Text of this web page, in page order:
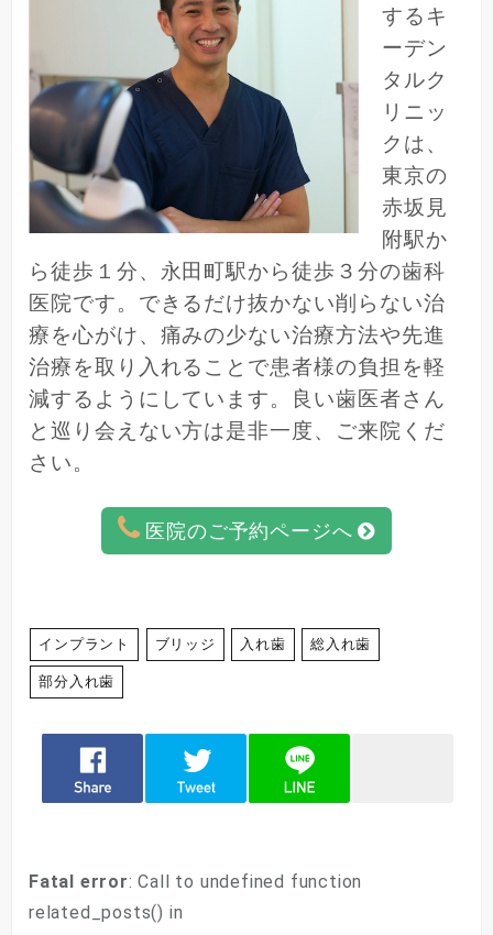
するキ
ーデン
タルク
リニッ
クは、
東京の
赤坂見
附駅か
ら徒歩１分、永田町駅から徒歩３分の歯科
医院です。できるだけ抜かない削らない治
療を心がけ、痛みの少ない治療方法や先進
治療を取り入れることで患者様の負担を軽
減するようにしています。良い歯医者さん
と巡り会えない方は是非一度、ご来院くだ
さい。
医院のご予約ページへ
インプラント ブリッジ 入れ歯 総入れ歯
部分入れ歯
Fatal error: Call to undefined function
related_posts() in